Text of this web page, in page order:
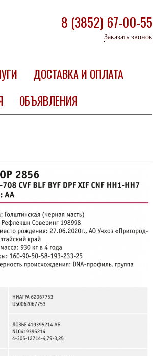
8 (3852) 67-00-55
Заказать звонок
ДОСТАВКА И ОПЛАТА
ОБЪЯВЛЕНИЯ